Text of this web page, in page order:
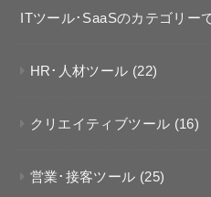
ITツール･SaaSのカテゴリー
HR･人材ツール (22)
クリエイティブツール (16)
営業･接客ツール (25)